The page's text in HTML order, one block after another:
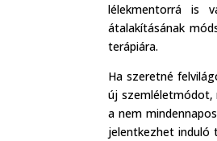
lélekmentorrá is
átalakításának
terápiára.
Ha szeretné
új szemléletmódot,
a nem
jelentkezhet induló